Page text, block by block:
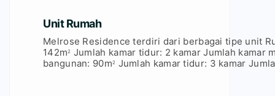
Unit Rumah
Melrose Residence terdiri dari berbagai tipe unit
142m2 Jumlah kamar tidur: 2 kamar Jumlah kamar
bangunan: 90m2 Jumlah kamar tidur: 3 kamar